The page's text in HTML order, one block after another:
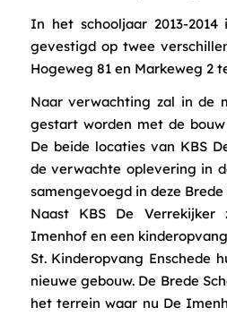
In het schooljaar 2013-2014
gevestigd op twee
Hogeweg 81 en Markeweg 2
Naar verwachting zal in de
gestart worden met de
De beide locaties van KBS
de verwachte oplevering in
samengevoegd in deze Brede
Naast KBS De Verrekijker
Imenhof en een
St. Kinderopvang Enschede
nieuwe gebouw. De Brede
het terrein waar nu De